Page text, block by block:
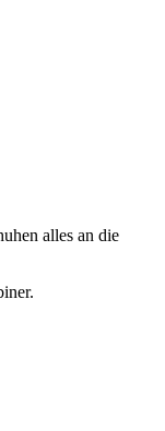
alles an die